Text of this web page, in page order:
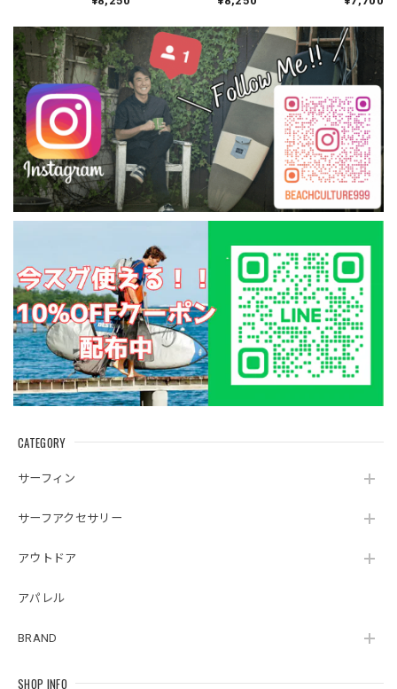
CATEGORY
サーフィン
サーフアクセサリー
アウトドア
アパレル
BRAND
SHOP INFO
キパッド スリーピー